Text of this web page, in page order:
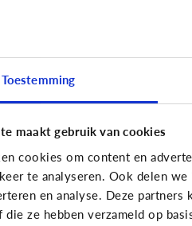
Toestemming
maakt gebruik van cookies
cookies om content en
te analyseren. Ook delen
en analyse. Deze
ze hebben verzameld op
met
Fun